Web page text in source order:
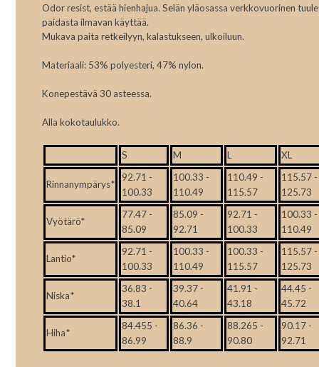
Odor resist, estää hienhajua. Selän yläosassa verkkovuorinen
paidasta ilmavan käyttää.
Mukava paita retkeilyyn, kalastukseen, ulkoiluun.
Materiaali: 53% polyesteri, 47% nylon.
Konepestävä 30 asteessa.
Alla kokotaulukko.
S M L XL
Rinnanympärys*
92.71 -
100.33
100.33 -
110.49
110.49 -
115.57
115.57 -
125.73
Vyötärö*
77.47 -
85.09
85.09 -
92.71
92.71 -
100.33
100.33 -
110.49
Lantio*
92.71 -
100.33
100.33 -
110.49
100.33 -
115.57
115.57 -
125.73
Niska*
36.83 -
38.1
39.37 -
40.64
41.91 -
43.18
44.45 -
45.72
Hiha*
84.455 -
86.99
86.36 -
88.9
88.265 -
90.80
90.17 -
92.71